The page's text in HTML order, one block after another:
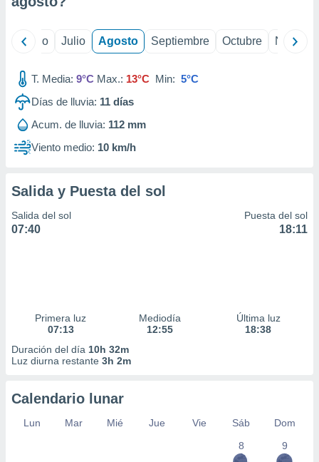
mediante
publicidad
publicidad
1199
Junio Julio Agosto Septiembre Octubre
T. Media: 9°C Max.: 13°C Min: 5°C
Días de lluvia: 11 días
Acum. de lluvia: 112 mm
Viento medio: 10 km/h
Salida y Puesta del sol
Salida del sol
07:40
Puesta del sol
18:11
Primera luz
07:13
Mediodía
12:55
Última luz
18:38
Duración del día 10h 32m
Luz diurna restante 3h 2m
Calendario lunar
Lun Mar Mié Jue Vie Sáb
Dom
8
9